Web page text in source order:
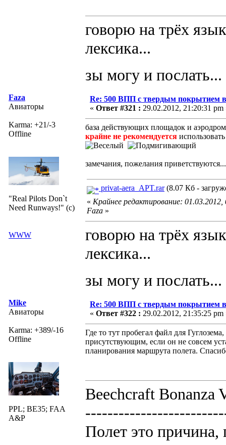
говорю на трёх
лексика...
зы могу и послать...
Faza
Авиаторы
Karma: +21/-3
Offline
"Real Pilots Don`t
Need Runways!" (c)
WWW
Re: 500 ВПП с твердым покрытием
« Ответ #321 : 29.02.2012, 21:20:31 pm
база действующих площадок и
крайне не рекомендуется
замечания, пожелания
privat-aera_APT.rar(8.07 Кб -
« Крайнее редактирование:
Faza »
говорю на трёх
лексика...
зы могу и послать...
Mike
Авиаторы
Karma: +389/-16
Offline
PPL; BE35; FAA
A&P
Re: 500 ВПП с твердым покрытием
« Ответ #322 : 29.02.2012, 21:35:25 pm
Где то тут пробегал файл для
присутствующим, если он не совсем
планирования маршрута полета.
Beechcraft Bonanza
Полет это причина,